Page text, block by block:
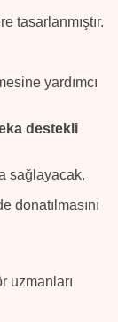
tasarlanmıştır.
yardımcı
destekli
sağlayacak.
uzmanları